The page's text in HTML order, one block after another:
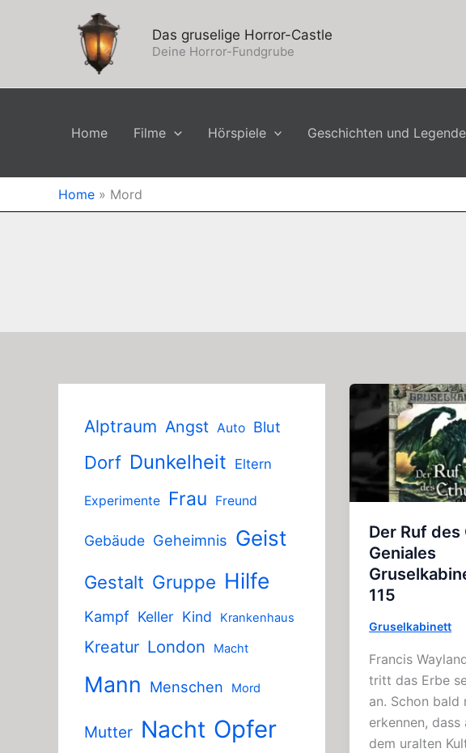
Das gruselige Horror-Castle
Deine Horror-Fundgrube
Home Filme Hörspiele Geschichten und
Home » Mord
Alptraum Angst Auto Blut
Dorf Dunkelheit Eltern
Experimente Frau Freund
Gebäude Geheimnis Geist
Gestalt Gruppe Hilfe
Kampf Keller Kind Krankenhaus
Kreatur London Macht
Mann Menschen Mord
Mutter Nacht Opfer
Der Ruf
Geniales
115
Gruselkabinett
Francis
tritt das Erbe
an. Schon bald
erkennen, dass
dem uralten